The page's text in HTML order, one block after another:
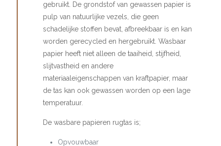
gebruikt. De grondstof van gewassen papier is
pulp van natuurlijke vezels, die geen
schadelijke stoffen bevat, afbreekbaar is en kan
worden gerecycled en hergebruikt. Wasbaar
papier heeft niet alleen de taaiheid, stijfheid,
slijtvastheid en andere
materiaaleigenschappen van kraftpapier, maar
de tas kan ook gewassen worden op een lage
temperatuur.
De wasbare papieren rugtas is;
Opvouwbaar